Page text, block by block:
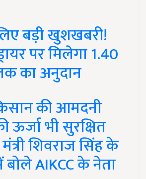
बड़ी खुशखबरी!
पर मिलेगा 1.40
का अनुदान
की आमदनी
ऊर्जा भी सुरक्षित
शिवराज सिंह के
AIKCC के नेता